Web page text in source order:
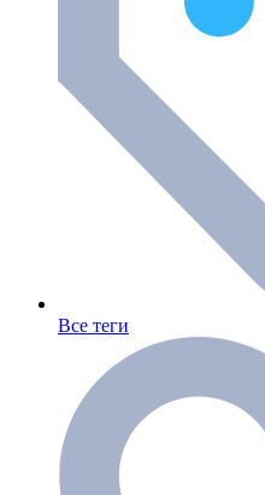
Все теги